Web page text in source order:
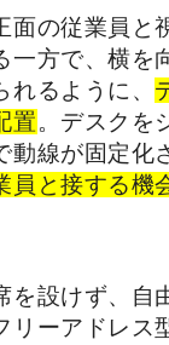
面の従業員と
一方で、横を
れるように、
置。デスクを
動線が固定化
員と接する機
を設けず、自
リーアドレス